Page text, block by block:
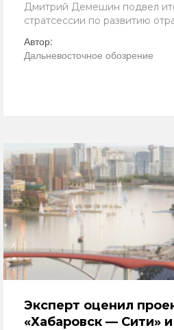
Дмитрий Демешин подвел
стратсессии по развитию
Автор:
Дальневосточное обозрение
Эксперт оценил
«Хабаровск — Сити»